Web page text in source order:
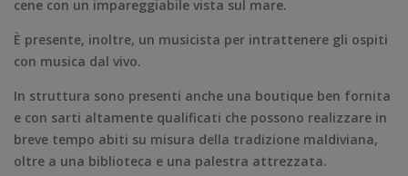
cene con un impareggiabile vista sul mare.
È presente, inoltre, un musicista per intrattenere gli ospiti
con musica dal vivo.
In struttura sono presenti anche una boutique ben fornita
e con sarti altamente qualificati che possono realizzare in
breve tempo abiti su misura della tradizione maldiviana,
oltre a una biblioteca e una palestra attrezzata.